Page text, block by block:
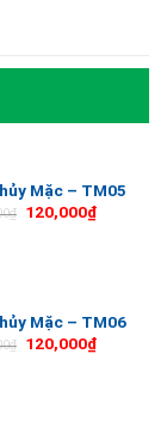
Mặc – TM05
₫ 120,000₫
Mặc – TM06
₫ 120,000₫